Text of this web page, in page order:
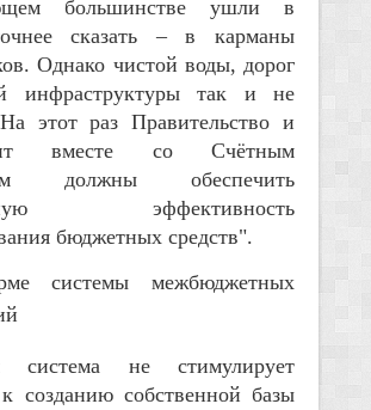
большинстве ушли в
сказать – в карманы
Однако чистой воды, дорог
инфраструктуры так и не
этот раз Правительство и
вместе со Счётным
должны обеспечить
эффективность
бюджетных средств".
системы межбюджетных
система не стимулирует
созданию собственной базы